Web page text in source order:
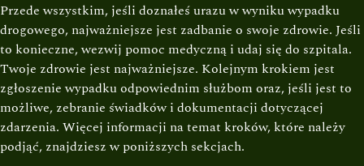
Przede wszystkim, jeśli doznałeś urazu w wyniku wypadku
drogowego, najważniejsze jest zadbanie o swoje zdrowie. Jeśli
to konieczne, wezwij pomoc medyczną i udaj się do szpitala.
Twoje zdrowie jest najważniejsze. Kolejnym krokiem jest
zgłoszenie wypadku odpowiednim służbom oraz, jeśli jest to
możliwe, zebranie świadków i dokumentacji dotyczącej
zdarzenia. Więcej informacji na temat kroków, które należy
podjąć, znajdziesz w poniższych sekcjach.